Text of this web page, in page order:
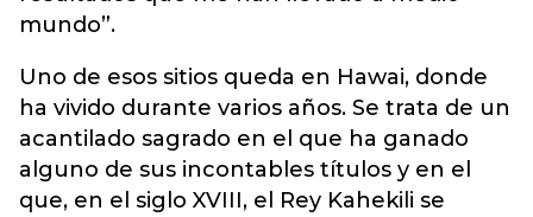
mundo”.
Uno de esos sitios queda en Hawai, donde
ha vivido durante varios años. Se trata de un
acantilado sagrado en el que ha ganado
alguno de sus incontables títulos y en el
que, en el siglo XVIII, el Rey Kahekili se